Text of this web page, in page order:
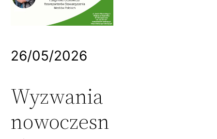
26/05/2026
Wyzwania
nowoczesn